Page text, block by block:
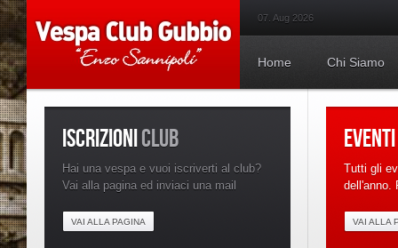
07. Aug 2026
Home Chi Siamo
ISCRIZIONICLUB
Hai una vespa e vuoi iscriverti al club?
Vai alla pagina ed inviaci una mail
VAI ALLA PAGINA
EVENTI
Tutti gli
dell'anno.
VAI ALLA